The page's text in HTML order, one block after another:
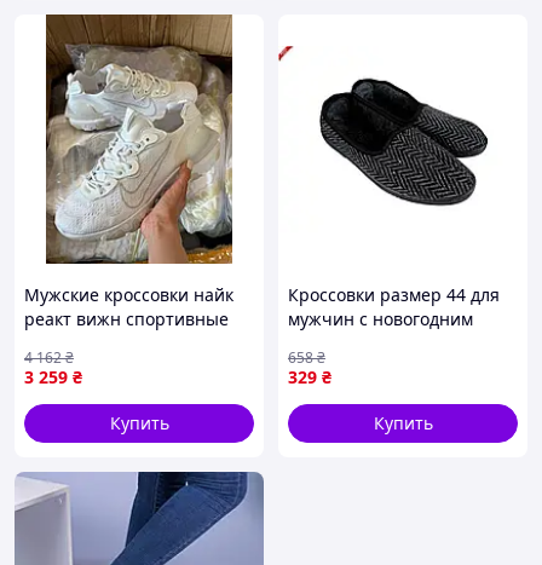
Мужские кроссовки найк
реакт вижн спортивные
React Vision Seli Чоловічі
кросівки найк реакт віжн
спортивні
3 259 ₴
4 162₴
Купить
Кроссовки размер 44 для
мужчин с новогодним
в ассортименте
329 ₴
658₴
Купить